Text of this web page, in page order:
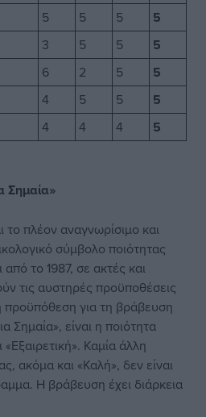
5 5 5 5
3 5 5 5
6 2 5 5
4 5 5 5
4 4 4 5
Σημαία»
το πλέον αναγνωρίσιμο και
σύμβολο ποιότητας
το 1987, σε ακτές και
τις αυστηρές προϋποθέσεις
για τη βράβευση
Σημαία», είναι η ποιότητα
Καμία άλλη
ακόμα και «Καλή», δεν είναι
Η βράβευση έχει διάρκεια